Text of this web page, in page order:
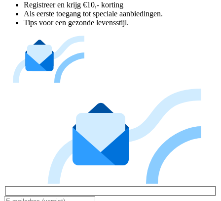
Registreer en krijg €10,- korting
Als eerste toegang tot speciale aanbiedingen.
Tips voor een gezonde levensstijl.